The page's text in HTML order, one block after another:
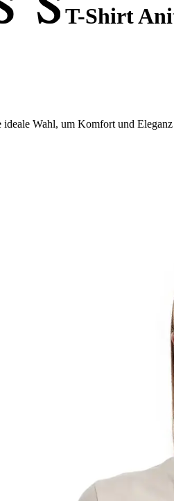
T-Shirt
Wahl, um Komfort und